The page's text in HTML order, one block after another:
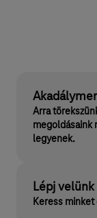
Arra
megoldásaink
legyenek.
Lépj
Keress